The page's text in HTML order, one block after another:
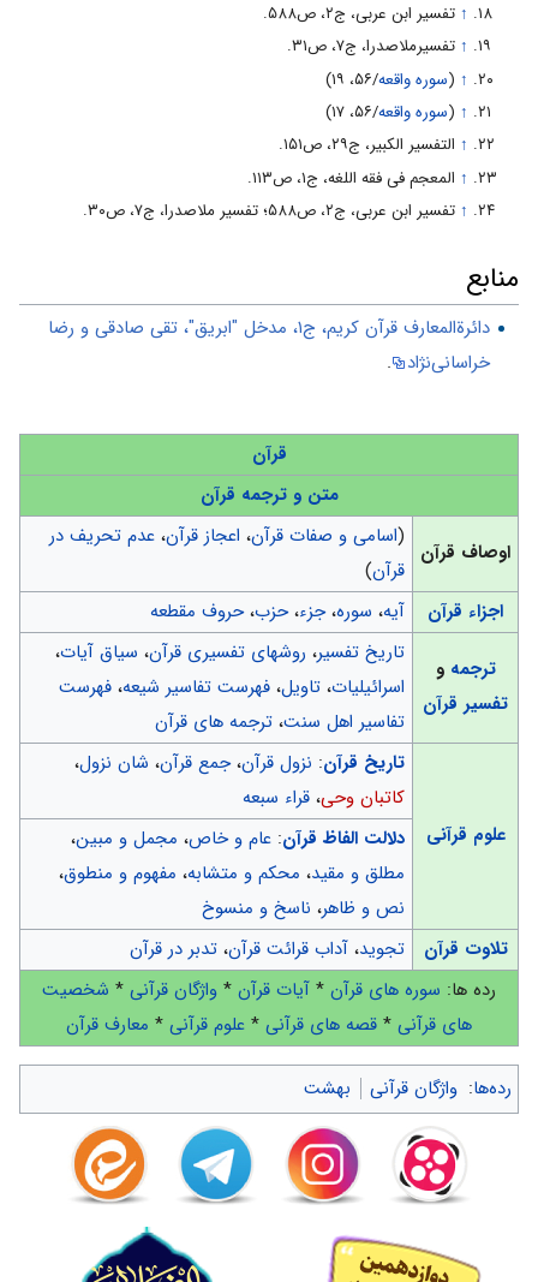
↑ تفسیر ابن عربی، ج‌۲، ص‌۵۸۸‌.
↑ تفسیرملاصدرا، ج‌۷، ص‌۳۱.
↑
(سوره واقعه/۵۶‌، ۱۹)
↑
(سوره واقعه/۵۶‌، ۱۷)
↑ التفسیر الکبیر، ج‌۲۹، ص‌۱۵۱.
↑ المعجم فی فقه اللغه، ج‌۱، ص‌۱۱۳.
↑ تفسیر ابن عربی، ج۲، ص‌۵۸۸‌؛ تفسیر ملاصدرا، ج‌۷، ص‌۳۰.
منابع
دائرةالمعارف قرآن کریم، ج۱، مدخل "ابریق"، تقى صادقى و رضا
خراسانى‌نژاد
.
قرآن
متن و ترجمه قرآن
اوصاف قرآن
(اسامی و صفات قرآن، اعجاز قرآن، عدم تحریف در
قرآن)
اجزاء قرآن
آیه، سوره،جزء،حزب،حروف مقطعه
ترجمه و
تفسیر قرآن
تاریخ تفسیر، روشهای تفسیری قرآن، سیاق آیات،
اسرائیلیات، تاویل، فهرست تفاسیر شیعه، فهرست
تفاسیر اهل سنت، ترجمه های قرآن
علوم قرآنی
تاریخ قرآن: نزول قرآن،جمع قرآن، شان نزول،
کاتبان وحی، قراء سبعه
دلالت الفاظ قرآن: عام و خاص، مجمل و مبین،
مطلق و مقید، محکم و متشابه، مفهوم و منطوق،
نص و ظاهر، ناسخ و منسوخ
تلاوت قرآن
تجوید، آداب قرائت قرآن، تدبر در قرآن
رده ها: سوره های قرآن * آیات قرآن * واژگان قرآنی * شخصیت
های قرآنی * قصه های قرآنی * علوم قرآنی * معارف قرآن
رده‌ها: واژگان قرآنی بهشت